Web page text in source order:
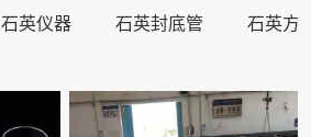
石英仪器 石英封底管 石英方